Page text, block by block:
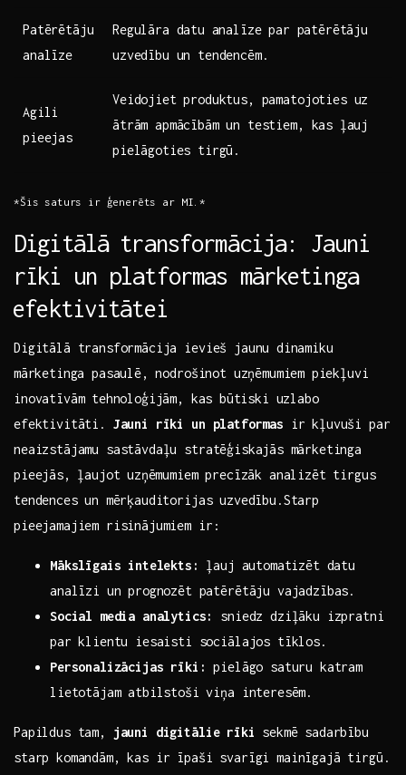
Patērētāju
analīze
Regulāra datu ⁢analīze par⁣ patērētāju
uzvedību un tendencēm.
Agili
pieejas
Veidojiet​ produktus, ​pamatojoties uz
ātrām apmācībām un ​testiem, kas ⁣ļauj
pielāgoties tirgū.
*Šis saturs ir ģenerēts ar MI.*
Digitālā ⁤transformācija: Jauni
rīki un ‍platformas mārketinga
⁣efektivitātei
Digitālā transformācija ievieš jaunu ⁢dinamiku
⁤mārketinga pasaulē,⁢ nodrošinot uzņēmumiem⁤ piekļuvi
inovatīvām ⁢tehnoloģijām,⁣ kas⁤ būtiski uzlabo
efektivitāti. Jauni‍ rīki un platformas ir kļuvuši par
neaizstājamu sastāvdaļu stratēģiskajās⁤ mārketinga
pieejās,⁢ ļaujot⁤ uzņēmumiem precīzāk analizēt tirgus
tendences un⁢ mērķauditorijas uzvedību.Starp
pieejamajiem risinājumiem ir:
Mākslīgais intelekts:
⁤ļauj automatizēt datu
analīzi un prognozēt‌ patērētāju vajadzības.
Social media analytics:
sniedz dziļāku izpratni
par klientu‍ iesaisti ‌sociālajos tīklos.
Personalizācijas rīki: pielāgo saturu katram
lietotājam atbilstoši viņa interesēm.
Papildus tam, jauni ​digitālie⁢ rīki sekmē‌ sadarbību
starp ​komandām, kas ir īpaši svarīgi mainīgajā tirgū.